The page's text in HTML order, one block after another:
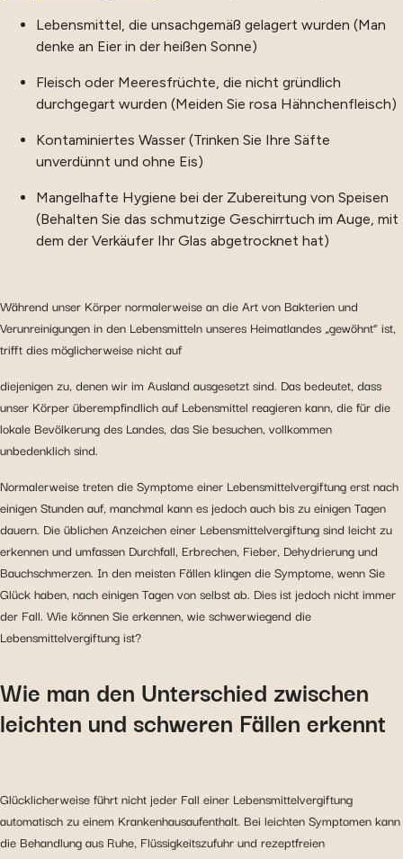
Lebensmittel, die unsachgemäß gelagert wurden (Man
denke an Eier in der heißen Sonne)
Fleisch oder Meeresfrüchte, die nicht gründlich
durchgegart wurden (Meiden Sie rosa Hähnchenfleisch)
Kontaminiertes Wasser (Trinken Sie Ihre Säfte
unverdünnt und ohne Eis)
Mangelhafte Hygiene bei der Zubereitung von Speisen
(Behalten Sie das schmutzige Geschirrtuch im Auge, mit
dem der Verkäufer Ihr Glas abgetrocknet hat)
Während unser Körper normalerweise an die Art von Bakterien und
Verunreinigungen in den Lebensmitteln unseres Heimatlandes „gewöhnt“ ist,
trifft dies möglicherweise nicht auf
diejenigen zu, denen wir im Ausland ausgesetzt sind. Das bedeutet, dass
unser Körper überempfindlich auf Lebensmittel reagieren kann, die für die
lokale Bevölkerung des Landes, das Sie besuchen, vollkommen
unbedenklich sind.
Normalerweise treten die Symptome einer Lebensmittelvergiftung erst nach
einigen Stunden auf, manchmal kann es jedoch auch bis zu einigen Tagen
dauern. Die üblichen Anzeichen einer Lebensmittelvergiftung sind leicht zu
erkennen und umfassen Durchfall, Erbrechen, Fieber, Dehydrierung und
Bauchschmerzen. In den meisten Fällen klingen die Symptome, wenn Sie
Glück haben, nach einigen Tagen von selbst ab. Dies ist jedoch nicht immer
der Fall. Wie können Sie erkennen, wie schwerwiegend die
Lebensmittelvergiftung ist?
Wie man den Unterschied zwischen
leichten und schweren Fällen erkennt
Glücklicherweise führt nicht jeder Fall einer Lebensmittelvergiftung
automatisch zu einem Krankenhausaufenthalt. Bei leichten Symptomen kann
die Behandlung aus Ruhe, Flüssigkeitszufuhr und rezeptfreien